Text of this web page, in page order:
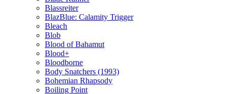
Blassreiter
BlazBlue: Calamity Trigger
Bleach
Blob
Blood of Bahamut
Blood+
Bloodborne
Body Snatchers (1993)
Bohemian Rhapsody
Boiling Point